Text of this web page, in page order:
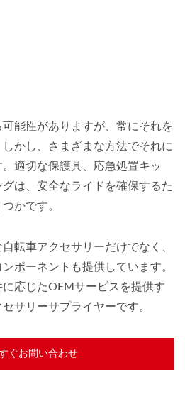
能性がありますが、常にそれを
かし、さまざまな方法でそれに
適切な保護具、応急処置キッ
グは、安全なライドを確保するた
かです。
転車アクセサリーだけでなく、
ポーネントも提供しています。
応じたOEMサービスを提供す
サリーサプライヤーです。
ぐお問い合わせ